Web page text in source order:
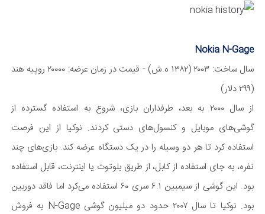
Nokia N-Gage
سال ساخت: ۲۰۰۳ (۱۳۸۲ ه.ش) - قیمت در زمان عرضه: ۲۰۰۰۰ روپیه هند
(۲۹۹ دلار)
از سال ۲۰۰۰ به بعد، طرفداران بازی، شروع به استفاده گسترده از
گوشی‌های موبایل و کنسول‌های دستی کردند. نوکیا از این فرصت
استفاده کرد تا هر دو وسیله را در یک دستگاه عرضه کند. بازی‌های چند
نفره، به جای استفاده از کابل، از طریق بلوتوث یا اینترنت، قابل استفاده
بود. این گوشی از سیمبین ۶.۱ سری ۶۰ استفاده می‌کرد اما فاقد دوربین
بود. نوکیا تا سال ۲۰۰۷ حدود دو میلیون گوشی N-Gage به فروش